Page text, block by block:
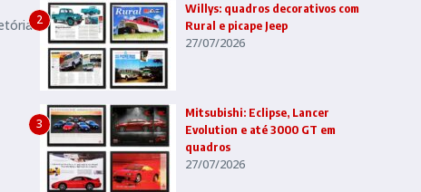
2
Willys: quadros decorativos com
Rural e picape Jeep
27/07/2026
3
Mitsubishi: Eclipse, Lancer
Evolution e até 3000 GT em
quadros
27/07/2026